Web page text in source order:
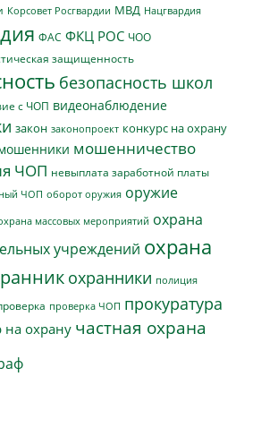
Корсовет Росгвардии МВД Нацгвардия
ФАС ФКЦ РОС ЧОО
защищенность
безопасность школ
с ЧОП видеонаблюдение
закон законопроект конкурс на охрану
мошенничество
ЧОП невыплата заработной платы
ЧОП оборот оружия оружие
массовых мероприятий охрана
учреждений охрана
охранники полиция
проверка ЧОП прокуратура
на охрану частная охрана